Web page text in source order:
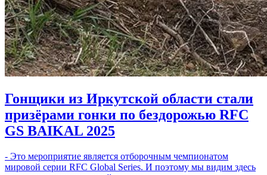
Гонщики из Иркутской области стали
призёрами гонки по бездорожью RFC
GS BAIKAL 2025
- Это мероприятие является отборочным чемпионатом
мировой серии RFC Global Series. И поэтому мы видим здесь